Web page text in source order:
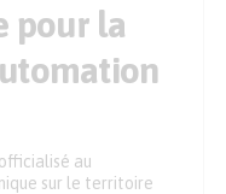
pour la
au
sur le territoire